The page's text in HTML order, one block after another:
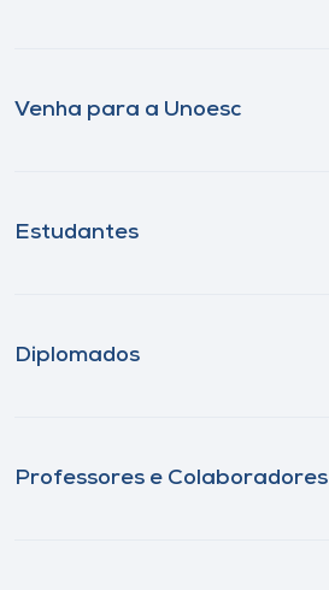
Venha para a Unoesc
Estudantes
Diplomados
Professores e Colaboradores